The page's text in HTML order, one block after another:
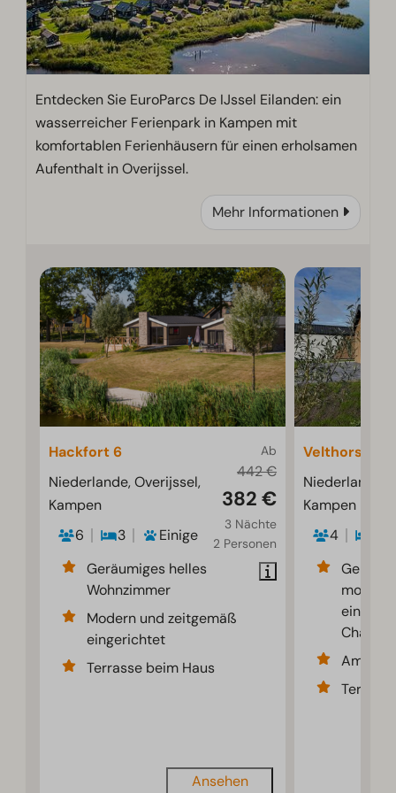
Entdecken Sie EuroParcs De IJssel Eilanden: ein
wasserreicher Ferienpark in Kampen mit
komfortablen Ferienhäusern für einen erholsamen
Aufenthalt in Overijssel.
Mehr Informationen
Ab
442 €
382 €
3 Nächte
2 Personen
Hackfort 6
Niederlande, Overijssel,
Kampen
6
3
Einige
Geräumiges helles
Wohnzimmer
Modern und zeitgemäß
eingerichtet
Terrasse beim Haus
Ansehen
Velthorst 4
Niederlande,
Kampen
4
modern
Chalet
Am